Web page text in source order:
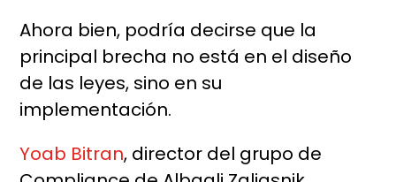
Ahora bien, podría decirse que la
principal brecha no está en el diseño
de las leyes, sino en su
implementación.
Yoab Bitran, director del grupo de